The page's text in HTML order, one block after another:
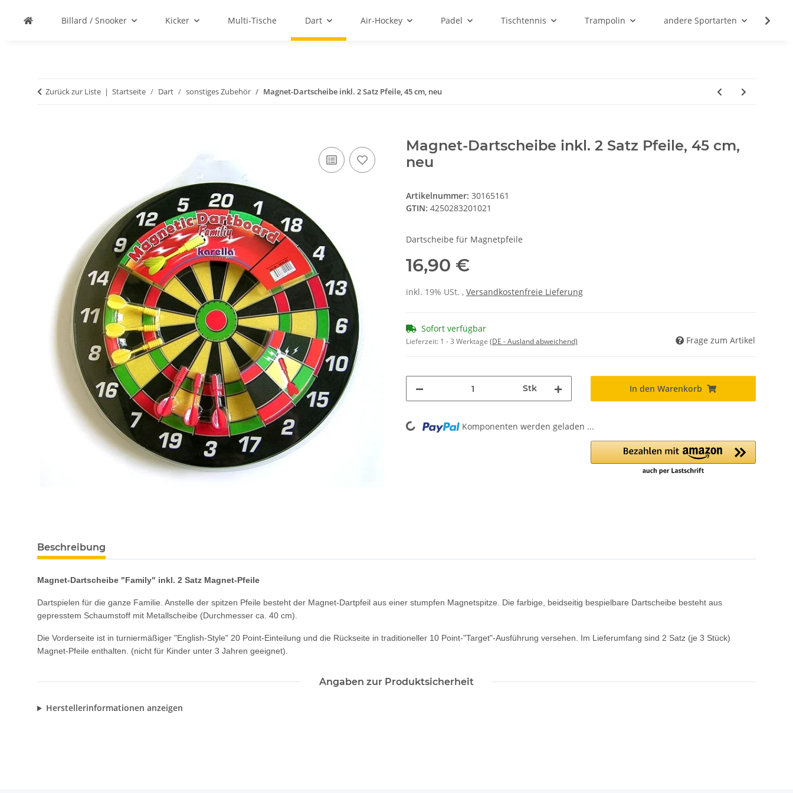
Billard / Snooker Kicker Multi-Tische Dart Air-Hockey Padel Tischtennis Trampolin andere Sportarten
Zurück zur Liste Startseite Dart sonstiges Zubehör Magnet-Dartscheibe inkl. 2 Satz Pfeile, 45 cm, neu
Magnet-Dartscheibe inkl. 2 Satz Pfeile, 45 cm,
neu
Artikelnummer: 30165161
GTIN: 4250283201021
Dartscheibe für Magnetpfeile
16,90 €
inkl. 19% USt. , Versandkostenfreie Lieferung
Sofort verfügbar
Lieferzeit: 1 - 3 Werktage (DE - Ausland abweichend) Frage zum Artikel
Stk In den Warenkorb
Loading... Komponenten werden geladen ...
Beschreibung
Magnet-Dartscheibe "Family" inkl. 2 Satz Magnet-Pfeile
Dartspielen für die ganze Familie. Anstelle der spitzen Pfeile besteht der Magnet-Dartpfeil aus einer stumpfen Magnetspitze. Die farbige, beidseitig bespielbare Dartscheibe besteht aus
gepresstem Schaumstoff mit Metallscheibe (Durchmesser ca. 40 cm).
Die Vorderseite ist in turniermäßiger "English-Style" 20 Point-Einteilung und die Rückseite in traditioneller 10 Point-"Target"-Ausführung versehen. Im Lieferumfang sind 2 Satz (je 3 Stück)
Magnet-Pfeile enthalten. (nicht für Kinder unter 3 Jahren geeignet).
Angaben zur Produktsicherheit
Herstellerinformationen anzeigen